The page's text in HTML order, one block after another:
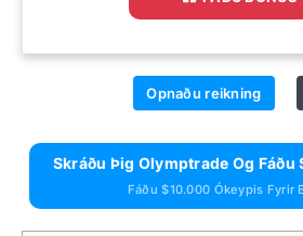
Opnaðu reikning
Skráðu Þig Olymptrade Og
Fáðu $10.000 Ókeypis Fyrir